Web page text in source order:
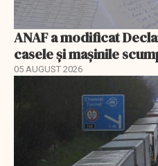
ANAF a modificat
casele și mașinile
05 AUGUST 2026